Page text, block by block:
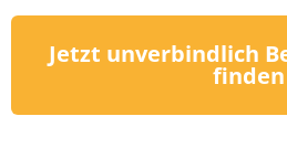
Jetzt unverbindlich
finden